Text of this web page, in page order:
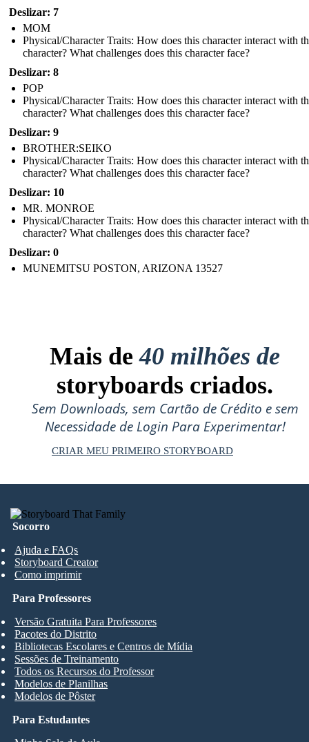
Deslizar: 7
MOM
Physical/Character Traits: How does this character interact with
character? What challenges does this character face?
Deslizar: 8
POP
Physical/Character Traits: How does this character interact with
character? What challenges does this character face?
Deslizar: 9
BROTHER:SEIKO
Physical/Character Traits: How does this character interact with
character? What challenges does this character face?
Deslizar: 10
MR. MONROE
Physical/Character Traits: How does this character interact with
character? What challenges does this character face?
Deslizar: 0
MUNEMITSU POSTON, ARIZONA 13527
Mais de40 milhões de
storyboards criados.
Sem Downloads, sem Cartão de Crédito e sem
Necessidade de Login Para Experimentar!
CRIAR MEU PRIMEIRO STORYBOARD
Socorro
Ajuda e FAQs
Storyboard Creator
Como imprimir
Para Estudantes
Para Professores
Versão Gratuita Para Professores
Pacotes do Distrito
Bibliotecas Escolares e Centros de Mídia
Sessões de Treinamento
Todos os Recursos do Professor
Modelos de Planilhas
Modelos de Pôster